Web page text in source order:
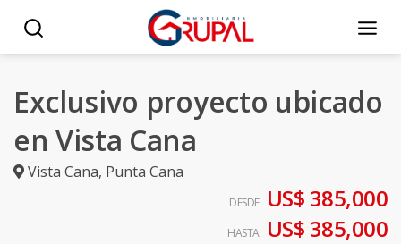
Exclusivo proyecto ubicado
en Vista Cana
Vista Cana, Punta Cana
DESDE US$ 385,000
HASTA US$ 385,000